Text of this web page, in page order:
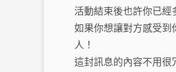
活動結束後也許你已
如果你想讓對方感受到
人！
這封訊息的內容不用很